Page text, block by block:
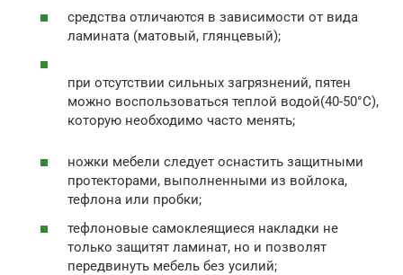
средства отличаются в зависимости от вида
ламината (матовый, глянцевый);
при отсутствии сильных загрязнений, пятен
можно воспользоваться теплой водой(40-50°С),
которую необходимо часто менять;
ножки мебели следует оснастить защитными
протекторами, выполненными из войлока,
тефлона или пробки;
тефлоновые самоклеящиеся накладки не
только защитят ламинат, но и позволят
передвинуть мебель без усилий;